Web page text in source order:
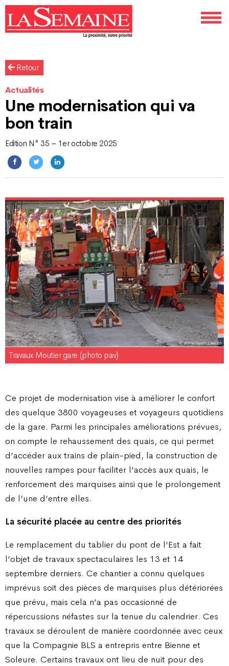
Retour
Actualités
Une modernisation qui va
bon train
Edition N° 35 – 1er octobre 2025
Travaux Moutier gare (photo pav)
Ce projet de modernisation vise à améliorer le confort
des quelque 3800 voyageuses et voyageurs quotidiens
de la gare. Parmi les principales améliorations prévues,
on compte le rehaussement des quais, ce qui permet
d’accéder aux trains de plain-pied, la construction de
nouvelles rampes pour faciliter l’accès aux quais, le
renforcement des marquises ainsi que le prolongement
de l’une d’entre elles.
La sécurité placée au centre des priorités
Le remplacement du tablier du pont de l’Est a fait
l’objet de travaux spectaculaires les 13 et 14
septembre derniers. Ce chantier a connu quelques
imprévus soit des pièces de marquises plus détériorées
que prévu, mais cela n’a pas occasionné de
répercussions néfastes sur la tenue du calendrier. Ces
travaux se déroulent de manière coordonnée avec ceux
que la Compagnie BLS a entrepris entre Bienne et
Soleure. Certains travaux ont lieu de nuit pour des